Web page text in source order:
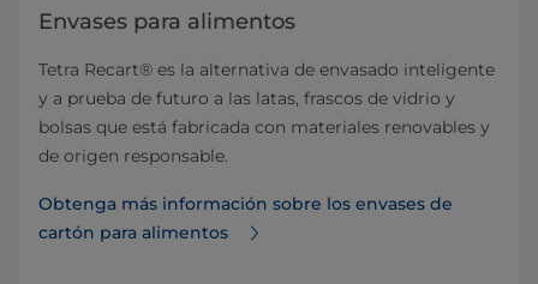
Envases para alimentos
Tetra Recart® es la alternativa de envasado inteligente
y a prueba de futuro a las latas, frascos de vidrio y
bolsas que está fabricada con materiales renovables y
de origen responsable.
Obtenga más información sobre los envases de
cartón para alimentos